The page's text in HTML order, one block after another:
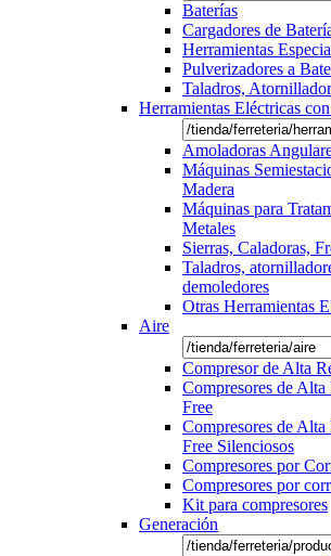
Baterías
Cargadores de
Herramientas
Pulverizadores a
Taladros,
Herramientas Eléctricas
Amoladoras
Máquinas
Madera
Máquinas para
Metales
Sierras, Caladoras,
Taladros,
demoledores
Otras Herramientas
Aire
Compresor de Alta
Compresores de
Free
Compresores de
Free Silenciosos
Compresores por
Compresores por
Kit para compresores
Generación